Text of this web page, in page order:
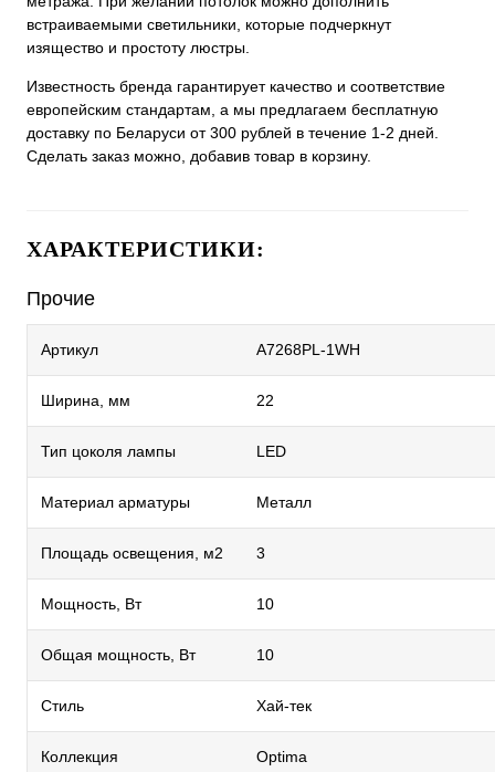
встраиваемыми светильники, которые подчеркнут
изящество и простоту люстры.
Известность бренда гарантирует качество и соответствие
европейским стандартам, а мы предлагаем бесплатную
доставку по Беларуси от 300 рублей в течение 1-2 дней.
Сделать заказ можно, добавив товар в корзину.
ХАРАКТЕРИСТИКИ:
Прочие
Артикул A7268PL-1WH
Ширина, мм 22
Тип цоколя лампы LED
Материал арматуры Металл
Площадь освещения, м2 3
Мощность, Вт 10
Общая мощность, Вт 10
Стиль Хай-тек
Коллекция Optima